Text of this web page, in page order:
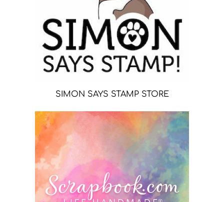
SIMON SAYS STAMP STORE